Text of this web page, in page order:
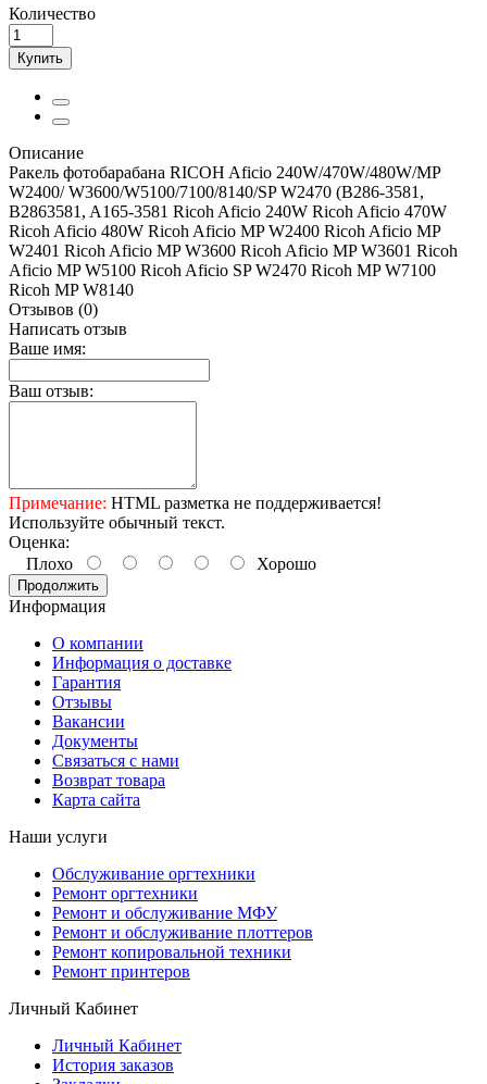
Количество
Купить
Описание
Ракель фотобарабана RICOH Aficio 240W/470W/480W/MP
W2400/ W3600/W5100/7100/8140/SP W2470 (B286-3581,
B2863581, A165-3581 Ricoh Aficio 240W Ricoh Aficio 470W
Ricoh Aficio 480W Ricoh Aficio MP W2400 Ricoh Aficio MP
W2401 Ricoh Aficio MP W3600 Ricoh Aficio MP W3601 Ricoh
Aficio MP W5100 Ricoh Aficio SP W2470 Ricoh MP W7100
Ricoh MP W8140
Отзывов (0)
Написать отзыв
Ваше имя:
Ваш отзыв:
Примечание: HTML разметка не поддерживается!
Используйте обычный текст.
Оценка:
Плохо
Хорошо
Продолжить
Информация
О компании
Информация о доставке
Гарантия
Отзывы
Вакансии
Документы
Связаться с нами
Возврат товара
Карта сайта
Наши услуги
Обслуживание оргтехники
Ремонт оргтехники
Ремонт и обслуживание МФУ
Ремонт и обслуживание плоттеров
Ремонт копировальной техники
Ремонт принтеров
Личный Кабинет
Личный Кабинет
История заказов